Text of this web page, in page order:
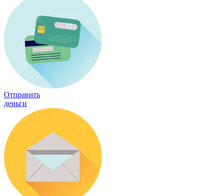
Отправить
деньги